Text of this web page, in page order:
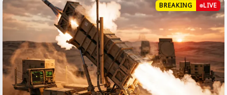
BREAKING LIVE